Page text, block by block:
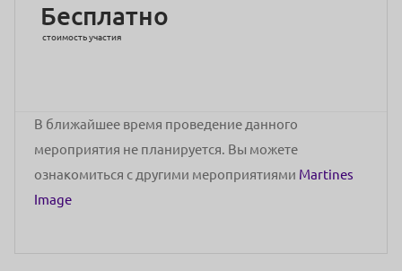
Бесплатно
стоимость участия
В ближайшее время проведение данного
мероприятия не планируется. Вы можете
ознакомиться с другими мероприятиями Martines
Image